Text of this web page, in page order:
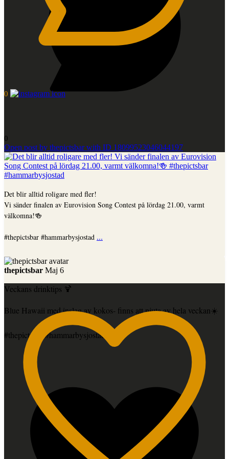
0
0
Open post by thepictsbar with ID 18099523046044197
Det blir alltid roligare med fler!
Vi sänder finalen av Eurovision Song Contest på lördag 21.00, varmt
välkomna!🍻
#thepictsbar #hammarbysjostad ...
thepictsbar Maj 6
Veckans drinktips 🍹
Blue Hawaii med inslag av kokos- finns att njuta av hela veckan☀️
#thepictsbar #hammarbysjostad